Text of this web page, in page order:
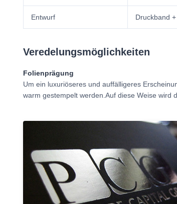
Entwurf Druckband
Veredelungsmöglichkeiten
Folienprägung
Um ein luxuriöseres und auffälligeres
warm gestempelt werden.Auf diese Weise wird